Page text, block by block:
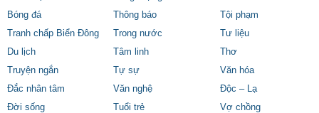
Bóng đá
Thông báo
Tội phạm
Tranh chấp Biển Đông
Trong nước
Tư liệu
Du lịch
Tâm linh
Thơ
Truyện ngắn
Tự sự
Văn hóa
Đắc nhân tâm
Văn nghệ
Độc – Lạ
Đời sống
Tuổi trẻ
Vợ chồng